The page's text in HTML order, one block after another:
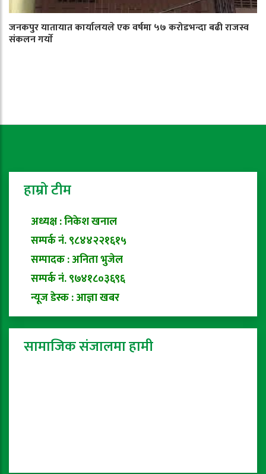
जनकपुर यातायात कार्यालयले एक वर्षमा ५७ करोडभन्दा बढी राजस्व
संकलन गर्याे
हाम्रो टीम
अध्यक्ष : निकेश खनाल
सम्पर्क नं. ९८४४२२१६१५
सम्पादक : अनिता भुजेल
सम्पर्क नं. ९७४१८०३६९६
न्यूज डेस्क : आज्ञा खबर
सामाजिक संजालमा हामी